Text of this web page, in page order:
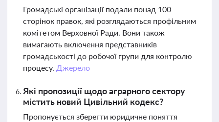
Громадські організації подали понад 100
сторінок правок, які розглядаються профільним
комітетом Верховної Ради. Вони також
вимагають включення представників
громадськості до робочої групи для контролю
процесу. Джерело
Які пропозиції щодо аграрного сектору
містить новий Цивільний кодекс?
Пропонується зберегти юридичне поняття